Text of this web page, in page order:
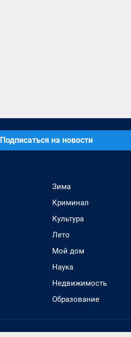
Подписаться на новости
Зима
Криминал
Культура
Лето
Мой дом
Наука
Недвижимость
Образование